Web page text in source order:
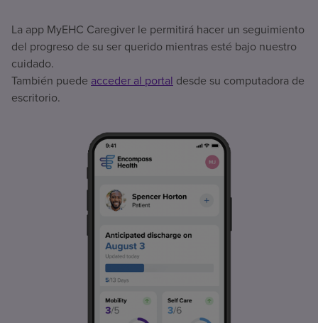
La app MyEHC Caregiver le permitirá hacer un seguimiento
del progreso de su ser querido mientras esté bajo nuestro
cuidado.
También puede acceder al portal desde su computadora de
escritorio.